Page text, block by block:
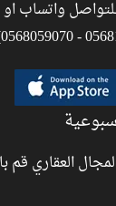
العقاري قم